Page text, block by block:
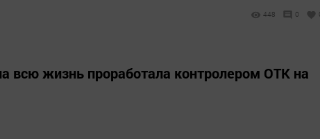
448 0
всю жизнь проработала контролером ОТК на